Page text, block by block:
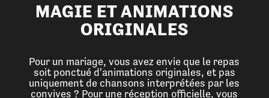
MAGIE ET ANIMATIONS
ORIGINALES
Pour un mariage, vous avez envie que le repas
soit ponctué d'animations originales, et pas
uniquement de chansons interprétées par les
convives ? Pour une réception officielle, vous